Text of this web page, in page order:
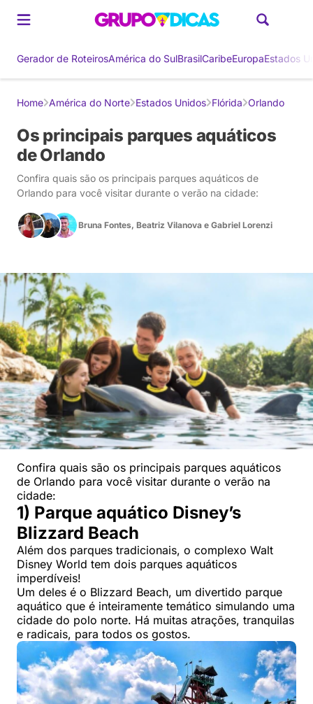
Gerador de RoteirosAmérica do SulBrasilCaribeEuropaEstados
Home América do Norte Estados Unidos Flórida Orlando
Os principais parques aquáticos
de Orlando
Confira quais são os principais parques aquáticos de
Orlando para você visitar durante o verão na cidade:
Bruna Fontes, Beatriz Vilanova e Gabriel Lorenzi
Confira quais são os principais parques aquáticos
de Orlando para você visitar durante o verão na
cidade:
1) Parque aquático Disney’s
Blizzard Beach
Além dos parques tradicionais, o complexo Walt
Disney World tem dois parques aquáticos
imperdíveis!
Um deles é o Blizzard Beach, um divertido parque
aquático que é inteiramente temático simulando uma
cidade do polo norte. Há muitas atrações, tranquilas
e radicais, para todos os gostos.